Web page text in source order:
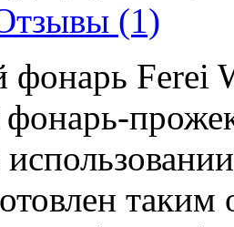
(1)
Ferei
таким